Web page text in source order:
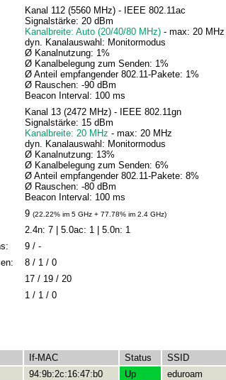
Kanal 112 (5560 MHz) - IEEE 802.11ac
Signalstärke: 20 dBm
Kanalbreite: Auto (20/40/80 MHz) - max: 20 MHz
dyn. Kanalauswahl: Monitormodus
Ø Kanalnutzung: 1%
Ø Kanalbelegung zum Senden: 1%
Ø Anteil empfangender 802.11-Pakete: 1%
Ø Rauschen: -90 dBm
Beacon Interval: 100 ms
Kanal 13 (2472 MHz) - IEEE 802.11gn
Signalstärke: 15 dBm
Kanalbreite: 20 MHz - max: 20 MHz
dyn. Kanalauswahl: Monitormodus
Ø Kanalnutzung: 13%
Ø Kanalbelegung zum Senden: 6%
Ø Anteil empfangender 802.11-Pakete: 8%
Ø Rauschen: -80 dBm
Beacon Interval: 100 ms
9 (22.22% im 5 GHz + 77.78% im 2.4 GHz)
2.4n: 7 | 5.0ac: 1 | 5.0n: 1
9 / -
8 / 1 / 0
17 / 19 / 20
1 / 1 / 0
If-MAC Status SSID
94:9b:2c:16:47:b0 Up eduroam